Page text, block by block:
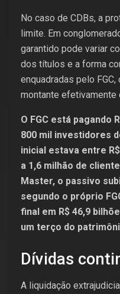
No caso de CDBs, a
limite. Em
garantido pode variar
dos títulos e a forma
enquadradas pelo
montante efetivamente
O FGC está pagando
800 mil investidores
inicial estava entre
a 1,6 milhão de
Master, o passivo
segundo o próprio
final em R$ 46,9
um terço do
Dívidas
A liquidação